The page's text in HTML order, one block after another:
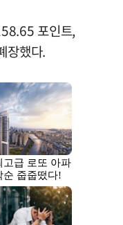
포인트,
장했다.